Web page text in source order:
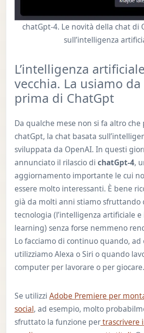
chatGpt-4. Le novità della chat di
sull’intelligenza
L’intelligenza
vecchia. La usiamo
prima di ChatGpt
Da qualche mese non si fa altro che
chatGpt, la chat basata
sviluppata da OpenAI. In questi
annunciato il rilascio di chatGpt-4,
aggiornamento importante le cui
essere molto interessanti. È bene
già da molti anni stiamo sfruttando
tecnologia (l’intelligenza artificiale
learning) senza forse nemmeno
Lo facciamo di continuo quando, ad
utilizziamo Alexa o Siri o quando
computer per lavorare o per giocare.
Se utilizzi Adobe Premiere per
social, ad esempio, molto
sfruttato la funzione pertrascrivere